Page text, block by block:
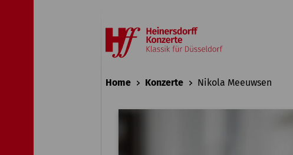
Home Konzerte Nikola Meeuwsen